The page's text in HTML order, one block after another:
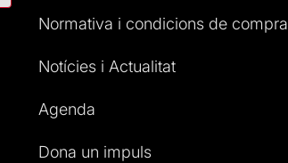
Normativa i condicions de compra
Notícies i Actualitat
Agenda
Dona un impuls